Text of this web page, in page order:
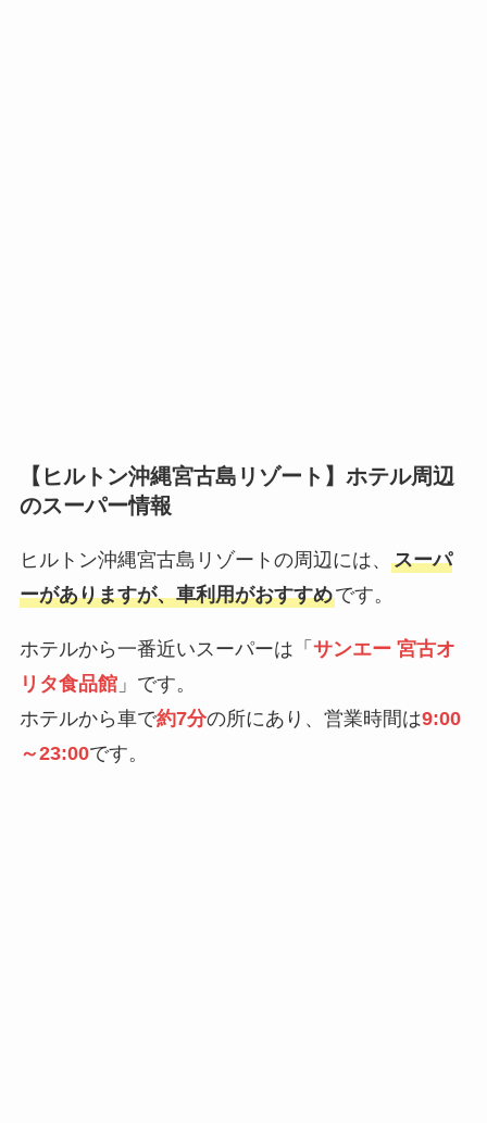
【ヒルトン沖縄宮古島リゾート】ホテル周辺
のスーパー情報
ヒルトン沖縄宮古島リゾートの周辺には、 スーパ
ーがありますが、車利用がおすすめです。
ホテルから一番近いスーパーは「 サンエー 宮古オ
リタ食品館」です。
ホテルから車で約7分の所にあり、営業時間は9:00
～23:00です。